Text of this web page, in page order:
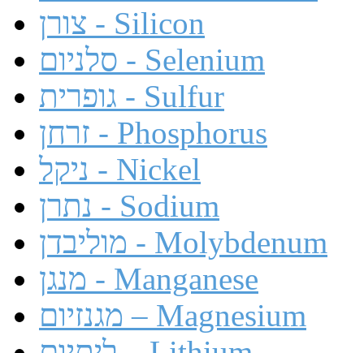
צורן - Silicon
סלניום - Selenium
גופרית - Sulfur
זרחן - Phosphorus
ניקל - Nickel
נתרן - Sodium
מוליבדן - Molybdenum
מנגן - Manganese
מגנזיום – Magnesium